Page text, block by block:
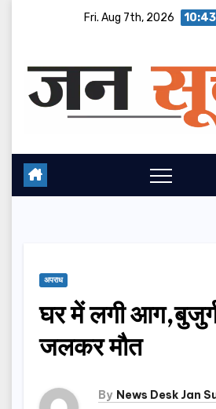
Fri. Aug 7th, 2026
अपराध
घर में लगी
जलकर मौत
By News Desk Jan